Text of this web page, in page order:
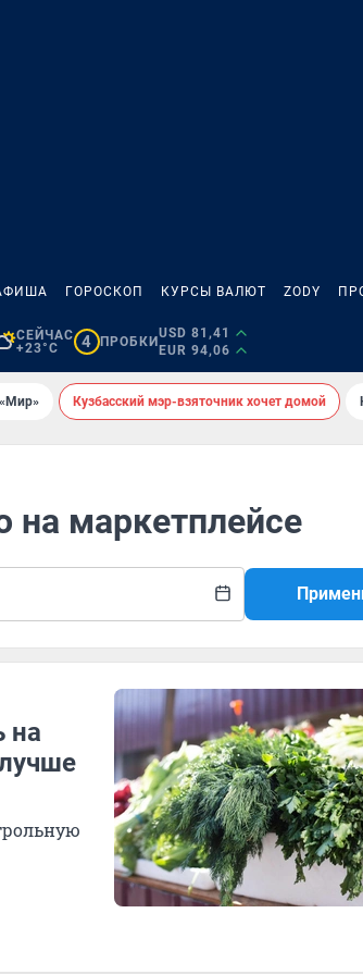
ГОРОСКОП КУРСЫ ВАЛЮТ ZODY
СЕЙЧАС
+23°C
4 ПРОБКИ
USD 81,41
EUR 94,06
Кузбасский мэр-взяточник хочет домой
на маркетплейсе
на